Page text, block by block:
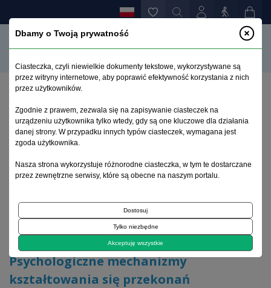
Psychologiczne mechanizmy kształtowania się
przekonań urojeniowych
Archiwum 1992–2014
1992, tom 1, zeszyt 1
Koncepcje
Psychologiczne mechanizmy
kształtowania się przekonań
Dbamy o Twoją prywatność
Ciasteczka, czyli niewielkie dokumenty tekstowe, wykorzystywane są
przez witryny internetowe, aby poprawić efektywność korzystania z nich
przez użytkowników.
Zgodnie z prawem, zezwala się na zapisywanie ciasteczek na
urządzeniu użytkownika tylko wtedy, gdy są one kluczowe dla działania
danej strony. W przypadku innych typów ciasteczek, wymagana jest
zgoda użytkownika.
Nasza strona wykorzystuje różnorodne ciasteczka, w tym te dostarczane
przez zewnętrzne serwisy, które są obecne na naszym portalu.
Dostosuj
Tylko niezbędne
Akceptuję wszystkie